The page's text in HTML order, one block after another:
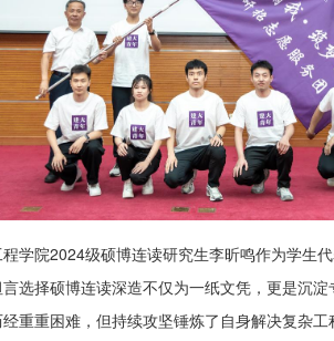
学院2024级硕博连读研究生李昕鸣作为学生
选择硕博连读深造不仅为一纸文凭，更是沉
重重困难，但持续攻坚锤炼了自身解决复杂